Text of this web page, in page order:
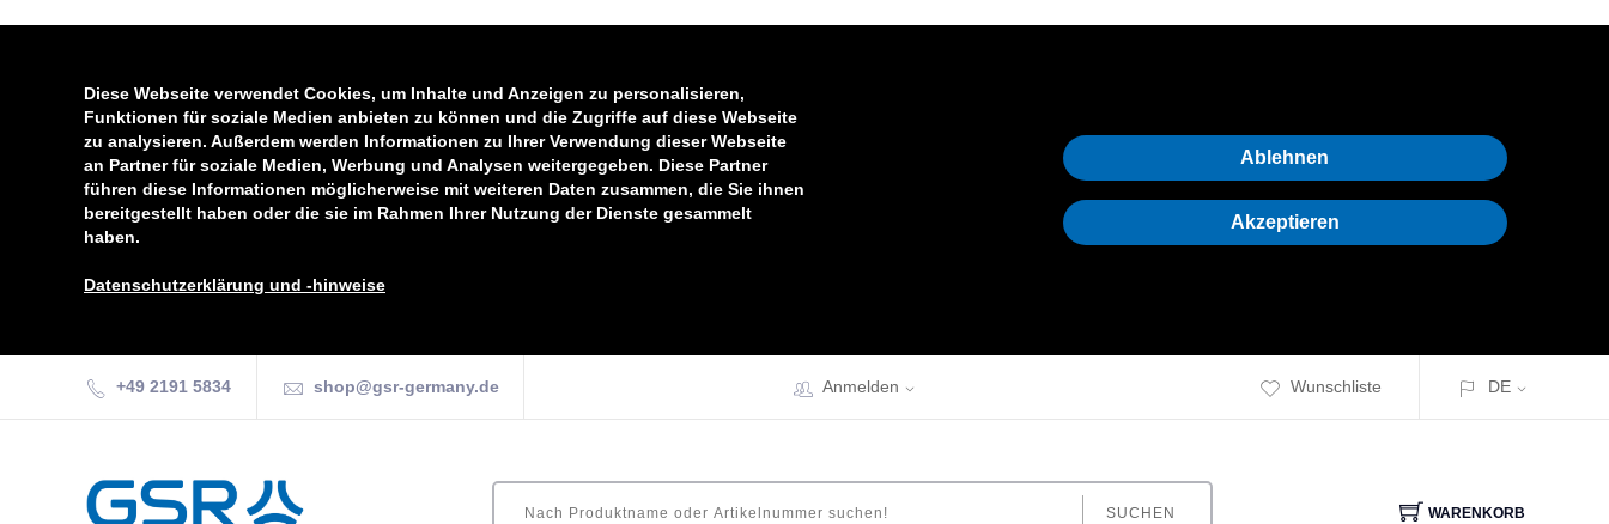
Diese Webseite verwendet Cookies, um Inhalte und Anzeigen zu personalisieren,
Funktionen für soziale Medien anbieten zu können und die Zugriffe auf diese Webseite
zu analysieren. Außerdem werden Informationen zu Ihrer Verwendung dieser Webseite
an Partner für soziale Medien, Werbung und Analysen weitergegeben. Diese Partner
führen diese Informationen möglicherweise mit weiteren Daten zusammen, die Sie ihnen
bereitgestellt haben oder die sie im Rahmen Ihrer Nutzung der Dienste gesammelt
haben.
Datenschutzerklärung und -hinweise
Ablehnen
Akzeptieren
+49 2191 5834 shop@gsr-germany.de Anmelden Wunschliste DE
SUCHEN WARENKORB